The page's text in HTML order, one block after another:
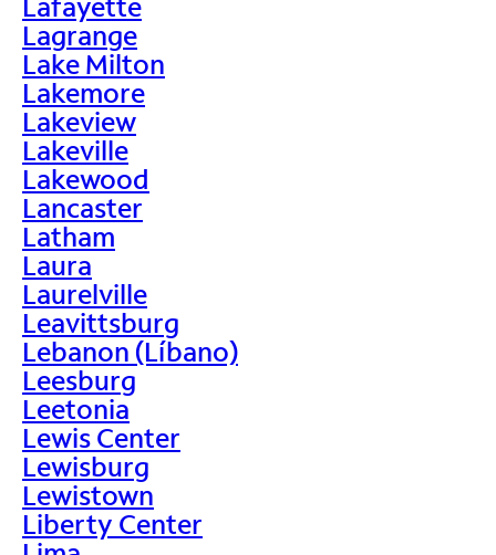
Lagrange
Lake Milton
Lakemore
Lakeview
Lakeville
Lakewood
Lancaster
Latham
Laura
Laurelville
Leavittsburg
Lebanon (Líbano)
Leesburg
Leetonia
Lewis Center
Lewisburg
Lewistown
Liberty Center